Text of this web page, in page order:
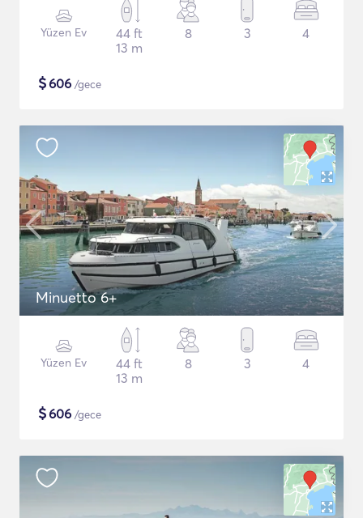
Yüzen Ev
44 ft
13 m
8 3 4
$606 /gece
Minuetto 6+
Yüzen Ev
44 ft
13 m
8 3 4
$606 /gece